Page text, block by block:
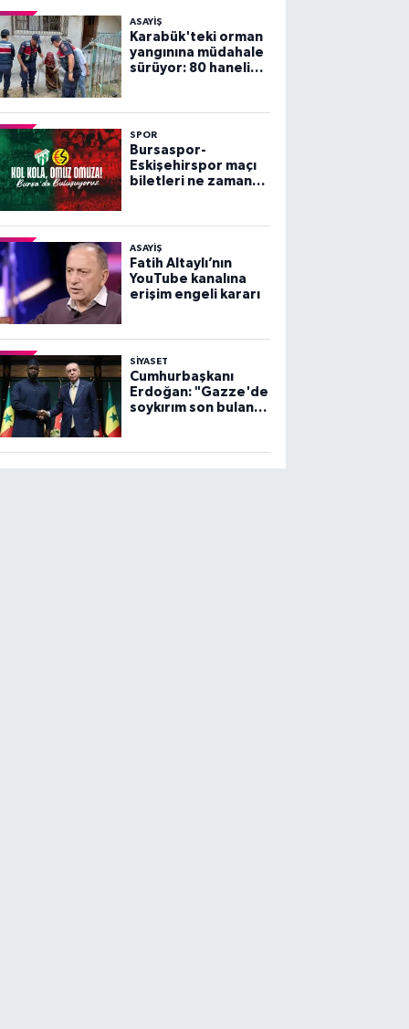
ASAYİŞ
Karabük'teki orman
yangınına müdahale
sürüyor: 80 haneli
SPOR
Bursaspor-
Eskişehirspor maçı
biletleri ne zaman
ASAYİŞ
Fatih Altaylı’nın
YouTube kanalına
erişim engeli kararı
SİYASET
Cumhurbaşkanı
Erdoğan: "Gazze'de
soykırım son bulana